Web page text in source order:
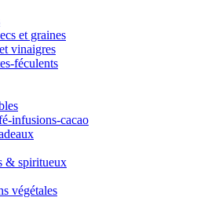
et graines
vinaigres
féculents
infusions-cacao
& spiritueux
végétales